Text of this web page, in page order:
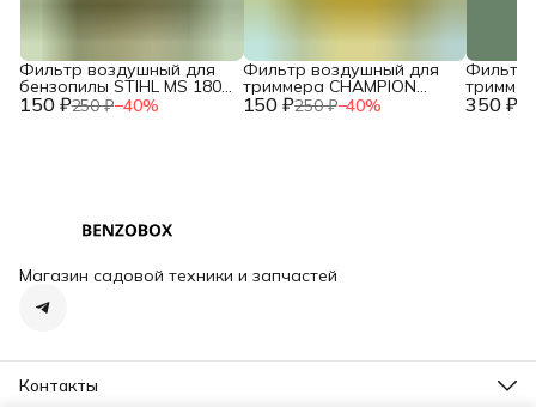
150 ₽250 ₽−40%
Фильтр воздушный для
бензопилы STIHL MS 180
двухслойный NEW c 150 ₽250 ₽−40%
Фильтр воздушный для
триммера CHAMPION
T444S-2 / HUSQVARNA 350 ₽
Фильтр
T463S-
Магазин садовой техники и запчастей
Контакты